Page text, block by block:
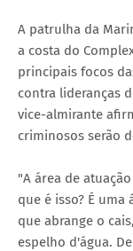
A patrulha da
a costa do
principais focos
contra lideranças
vice-almirante
criminosos serão
"A área de
que é isso? É
que abrange o
espelho d'água.